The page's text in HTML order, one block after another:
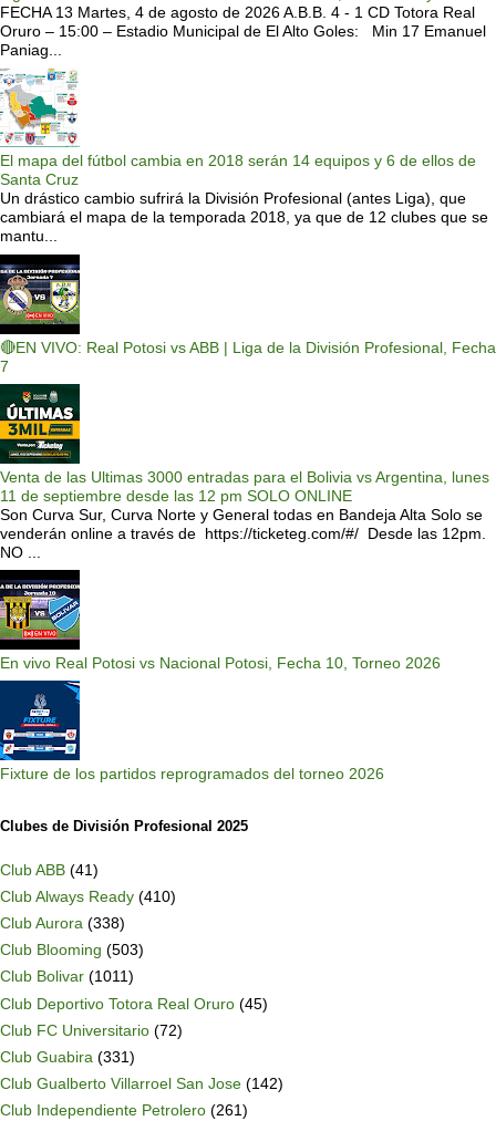
FECHA 13 Martes, 4 de agosto de 2026 A.B.B. 4 - 1 CD Totora Real
Oruro – 15:00 – Estadio Municipal de El Alto Goles: Min 17 Emanuel
Paniag...
El mapa del fútbol cambia en 2018 serán 14 equipos y 6 de ellos de
Santa Cruz
Un drástico cambio sufrirá la División Profesional (antes Liga), que
cambiará el mapa de la temporada 2018, ya que de 12 clubes que se
mantu...
🔴EN VIVO: Real Potosi vs ABB | Liga de la División Profesional, Fecha
7
Venta de las Ultimas 3000 entradas para el Bolivia vs Argentina, lunes
11 de septiembre desde las 12 pm SOLO ONLINE
Son Curva Sur, Curva Norte y General todas en Bandeja Alta Solo se
venderán online a través de https://ticketeg.com/#/ Desde las 12pm.
NO ...
En vivo Real Potosi vs Nacional Potosi, Fecha 10, Torneo 2026
Fixture de los partidos reprogramados del torneo 2026
Clubes de División Profesional 2025
Club ABB (41)
Club Always Ready (410)
Club Aurora (338)
Club Blooming (503)
Club Bolivar (1011)
Club Deportivo Totora Real Oruro (45)
Club FC Universitario (72)
Club Guabira (331)
Club Gualberto Villarroel San Jose (142)
Club Independiente Petrolero (261)